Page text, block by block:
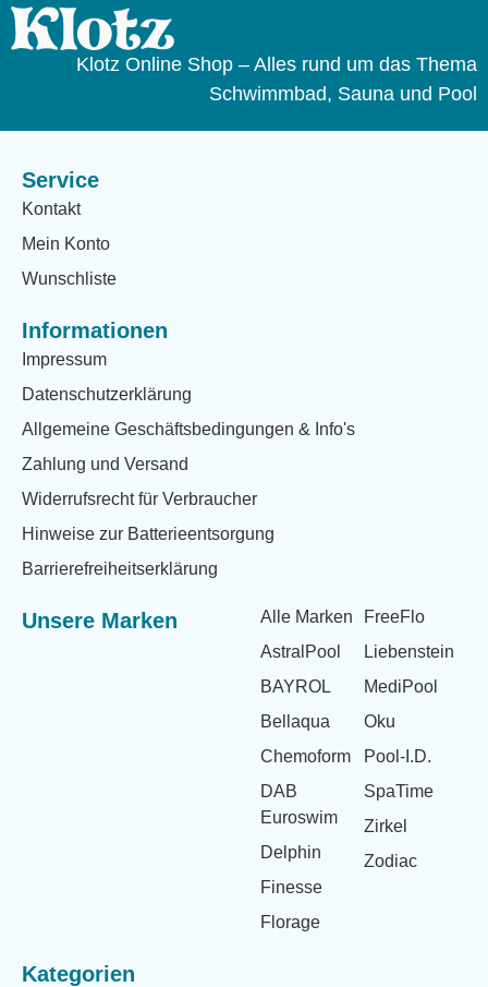
Klotz Online Shop – Alles rund um das Thema
Schwimmbad, Sauna und Pool
Service
Kontakt
Mein Konto
Wunschliste
Informationen
Impressum
Datenschutzerklärung
Allgemeine Geschäftsbedingungen & Info's
Zahlung und Versand
Widerrufsrecht für Verbraucher
Hinweise zur Batterieentsorgung
Barrierefreiheitserklärung
Unsere Marken
Alle Marken
AstralPool
BAYROL
Bellaqua
Chemoform
DAB
Euroswim
Delphin
Finesse
Florage
FreeFlo
Liebenstein
MediPool
Oku
Pool-I.D.
SpaTime
Zirkel
Zodiac
Kategorien